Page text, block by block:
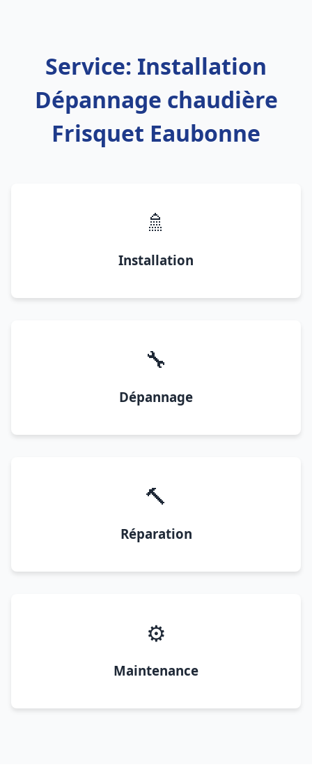
Service: Installation
Dépannage chaudière
Frisquet Eaubonne
🚿
Installation
🔧
Dépannage
🔨
Réparation
⚙️
Maintenance